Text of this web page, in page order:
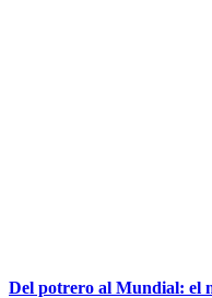
Del potrero al Mundial: el